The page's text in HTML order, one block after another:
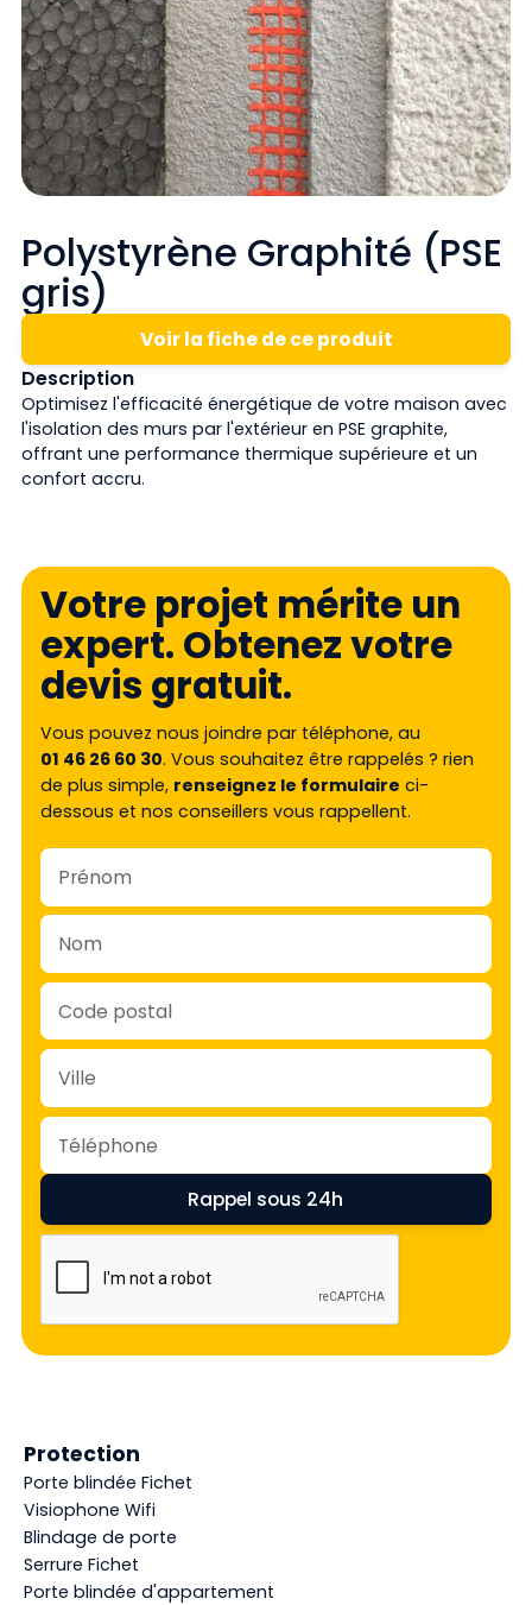
Polystyrène Graphité (PSE
gris)
Voir la fiche de ce produit
Description
Optimisez l'efficacité énergétique de votre maison avec
l'isolation des murs par l'extérieur en PSE graphite,
offrant une performance thermique supérieure et un
confort accru.
Votre projet mérite un
expert. Obtenez votre
devis gratuit.
Vous pouvez nous joindre par téléphone, au
01 46 26 60 30. Vous souhaitez être rappelés ? rien
de plus simple, renseignez le formulaire ci-
dessous et nos conseillers vous rappellent.
Protection
Porte blindée Fichet
Visiophone Wifi
Blindage de porte
Serrure Fichet
Porte blindée d'appartement